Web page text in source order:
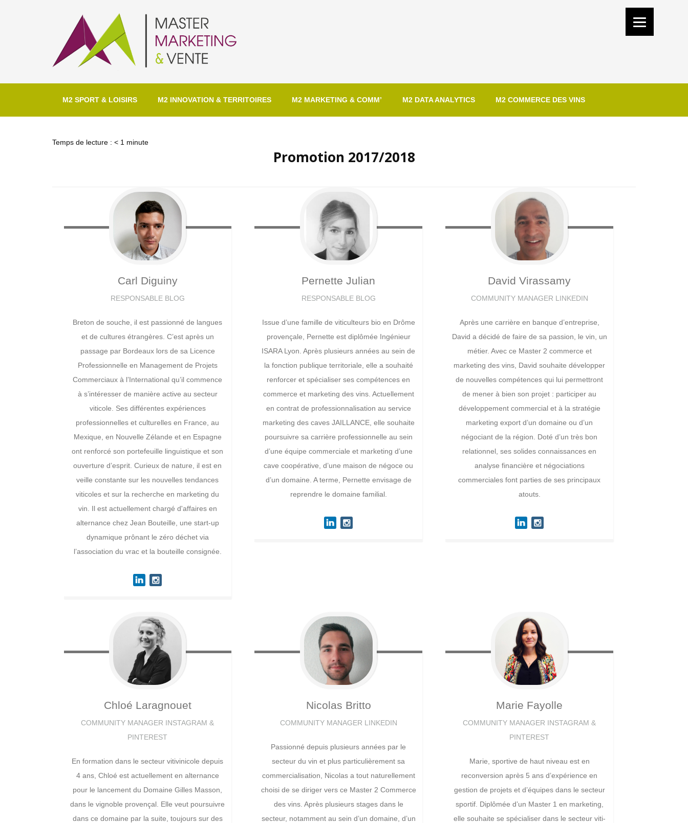
M2 SPORT & LOISIRS M2 INNOVATION & TERRITOIRES M2 MARKETING & COMM’ M2 DATA ANALYTICS M2 COMMERCE DES VINS
Temps de lecture : < 1 minute
Promotion 2017/2018
Carl Diguiny
RESPONSABLE BLOG
Breton de souche, il est passionné de langues
et de cultures étrangères. C’est après un
passage par Bordeaux lors de sa Licence
Professionnelle en Management de Projets
Commerciaux à l’International qu’il commence
à s’intéresser de manière active au secteur
viticole. Ses différentes expériences
professionnelles et culturelles en France, au
Mexique, en Nouvelle Zélande et en Espagne
ont renforcé son portefeuille linguistique et son
ouverture d’esprit. Curieux de nature, il est en
veille constante sur les nouvelles tendances
viticoles et sur la recherche en marketing du
vin. Il est actuellement chargé d'affaires en
alternance chez Jean Bouteille, une start-up
dynamique prônant le zéro déchet via
l’association du vrac et la bouteille consignée.
Pernette Julian
RESPONSABLE BLOG
Issue d’une famille de viticulteurs bio en Drôme
provençale, Pernette est diplômée Ingénieur
ISARA Lyon. Après plusieurs années au sein de
la fonction publique territoriale, elle a souhaité
renforcer et spécialiser ses compétences en
commerce et marketing des vins. Actuellement
en contrat de professionnalisation au service
marketing des caves JAILLANCE, elle souhaite
poursuivre sa carrière professionnelle au sein
d’une équipe commerciale et marketing d’une
cave coopérative, d’une maison de négoce ou
d’un domaine. A terme, Pernette envisage de
reprendre le domaine familial.
David Virassamy
COMMUNITY MANAGER LINKEDIN
Après une carrière en banque d’entreprise,
David a décidé de faire de sa passion, le vin, un
métier. Avec ce Master 2 commerce et
marketing des vins, David souhaite développer
de nouvelles compétences qui lui permettront
de mener à bien son projet : participer au
développement commercial et à la stratégie
marketing export d’un domaine ou d’un
négociant de la région. Doté d’un très bon
relationnel, ses solides connaissances en
analyse financière et négociations
commerciales font parties de ses principaux
atouts.
Chloé Laragnouet
COMMUNITY MANAGER INSTAGRAM &
PINTEREST
En formation dans le secteur vitivinicole depuis
4 ans, Chloé est actuellement en alternance
pour le lancement du Domaine Gilles Masson,
dans le vignoble provençal. Elle veut poursuivre
dans ce domaine par la suite, toujours sur des
Nicolas Britto
COMMUNITY MANAGER LINKEDIN
Passionné depuis plusieurs années par le
secteur du vin et plus particulièrement sa
commercialisation, Nicolas a tout naturellement
choisi de se diriger vers ce Master 2 Commerce
des vins. Après plusieurs stages dans le
secteur, notamment au sein d’un domaine, d’un
Marie Fayolle
COMMUNITY MANAGER INSTAGRAM &
PINTEREST
Marie, sportive de haut niveau est en
reconversion après 5 ans d’expérience en
gestion de projets et d’équipes dans le secteur
sportif. Diplômée d’un Master 1 en marketing,
elle souhaite se spécialiser dans le secteur viti-